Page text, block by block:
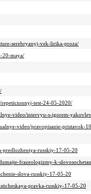
serebryanyj-vek-lirika-proza/
20-maya/
repeticionnyj-test-24-05-2020/
video/intervyu-s-igorem-
video/pravopisanie-pristavok-
predlozheniya-russkiy-17-05-20
frazeologizmy-k-
slova-russkiy-17-05-20
pravka-russkiy-17-05-20